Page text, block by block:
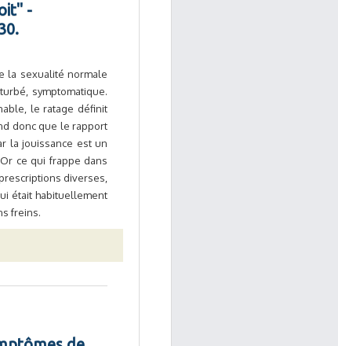
-
la sexualité normale
symptomatique.
le ratage définit
donc que le rapport
la jouissance est un
ce qui frappe dans
diverses,
était habituellement
freins.